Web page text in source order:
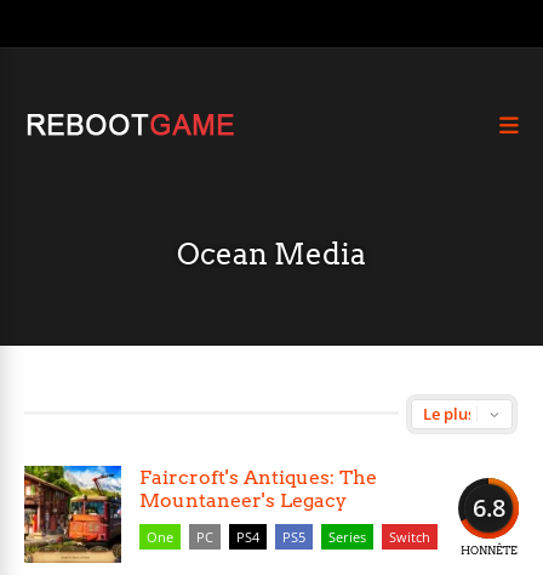
Ocean Media
6.8
HONNÊTE
Faircroft's Antiques: The
Mountaneer's Legacy
One PC PS4 PS5 Series Switch